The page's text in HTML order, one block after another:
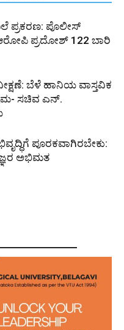
ಪ್ರಕರಣ: ಪೊಲೀಸ್
ಪ್ರದೋಶ್‌ 122 ಬಾರಿ
ಬೆಳೆ ಹಾನಿಯ ವಾಸ್ತವಿಕ
ಸಚಿವ ಎನ್.
ಪೂರಕವಾಗಿರಬೇಕು:
ಅಭಿಮತ